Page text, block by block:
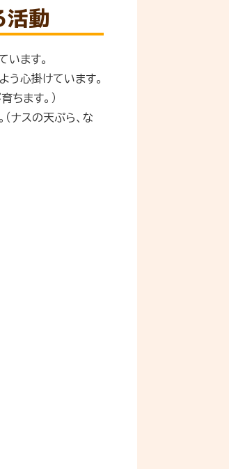
活動
います。
う心掛けています。
ちます。）
ナスの天ぷら、な